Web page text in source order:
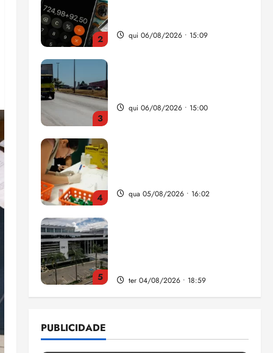
2 qui 06/08/2026 • 15:09
3
qui 06/08/2026 • 15:00
4 qua 05/08/2026 • 16:02
5 ter 04/08/2026 • 18:59
participação
PUBLICIDADE